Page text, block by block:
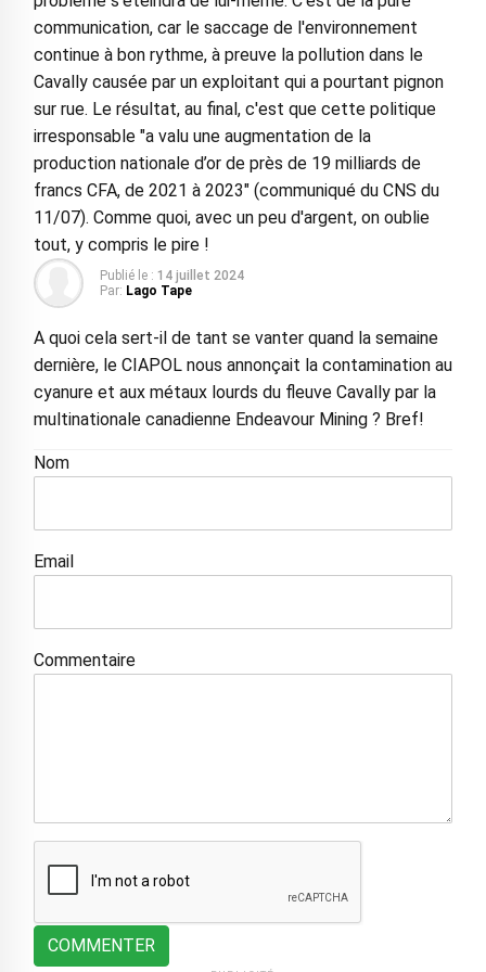
communication, car le saccage de l'environnement
continue à bon rythme, à preuve la pollution dans le
Cavally causée par un exploitant qui a pourtant pignon
sur rue. Le résultat, au final, c'est que cette politique
irresponsable "a valu une augmentation de la
production nationale d’or de près de 19 milliards de
francs CFA, de 2021 à 2023" (communiqué du CNS du
11/07). Comme quoi, avec un peu d'argent, on oublie
tout, y compris le pire !
Publié le : 14 juillet 2024
Par: Lago Tape
A quoi cela sert-il de tant se vanter quand la semaine
dernière, le CIAPOL nous annonçait la contamination au
cyanure et aux métaux lourds du fleuve Cavally par la
multinationale canadienne Endeavour Mining ? Bref!
Nom
Email
Commentaire
COMMENTER